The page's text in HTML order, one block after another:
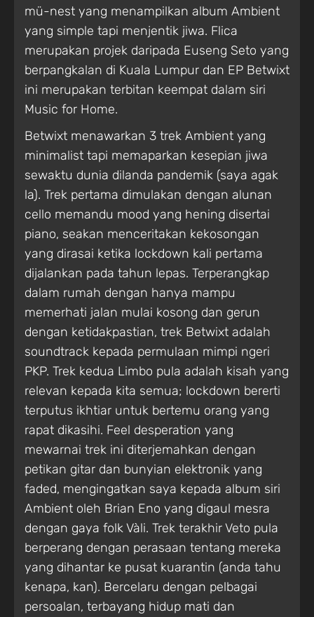
mü-nest yang menampilkan album Ambient
yang simple tapi menjentik jiwa. Flica
merupakan projek daripada Euseng Seto yang
berpangkalan di Kuala Lumpur dan EP Betwixt
ini merupakan terbitan keempat dalam siri
Music for Home.
Betwixt menawarkan 3 trek Ambient yang
minimalist tapi memaparkan kesepian jiwa
sewaktu dunia dilanda pandemik (saya agak
la). Trek pertama dimulakan dengan alunan
cello memandu mood yang hening disertai
piano, seakan menceritakan kekosongan
yang dirasai ketika lockdown kali pertama
dijalankan pada tahun lepas. Terperangkap
dalam rumah dengan hanya mampu
memerhati jalan mulai kosong dan gerun
dengan ketidakpastian, trek Betwixt adalah
soundtrack kepada permulaan mimpi ngeri
PKP. Trek kedua Limbo pula adalah kisah yang
relevan kepada kita semua; lockdown bererti
terputus ikhtiar untuk bertemu orang yang
rapat dikasihi. Feel desperation yang
mewarnai trek ini diterjemahkan dengan
petikan gitar dan bunyian elektronik yang
faded, mengingatkan saya kepada album siri
Ambient oleh Brian Eno yang digaul mesra
dengan gaya folk Vàli. Trek terakhir Veto pula
berperang dengan perasaan tentang mereka
yang dihantar ke pusat kuarantin (anda tahu
kenapa, kan). Bercelaru dengan pelbagai
persoalan, terbayang hidup mati dan